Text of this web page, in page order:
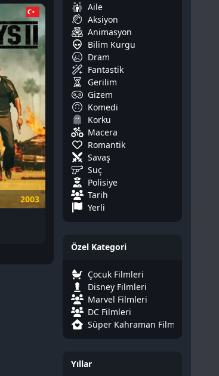
2003
Aile
Aksiyon
Animasyon
Bilim Kurgu
Dram
Fantastik
Gerilim
Gizem
Komedi
Korku
Macera
Romantik
Savaş
Suç
Polisiye
Tarih
Yerli
Özel Kategori
Çocuk Filmleri
Disney Filmleri
Marvel Filmleri
DC Filmleri
Süper Kahraman Filmleri
Yıllar